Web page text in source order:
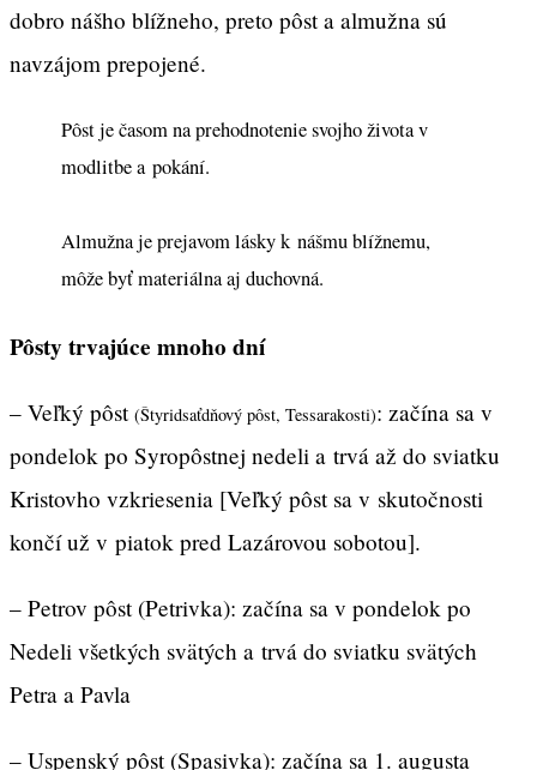
dobro nášho blížneho, preto pôst a almužna sú
navzájom prepojené.
Pôst je časom na prehodnotenie svojho života v
modlitbe a pokání.
Almužna je prejavom lásky k nášmu blížnemu,
môže byť materiálna aj duchovná.
Pôsty trvajúce mnoho dní
– Veľký pôst (Štyridsaťdňový pôst, Tessarakosti): začína sa v
pondelok po Syropôstnej nedeli a trvá až do sviatku
Kristovho vzkriesenia [Veľký pôst sa v skutočnosti
končí už v piatok pred Lazárovou sobotou].
– Petrov pôst (Petrivka): začína sa v pondelok po
Nedeli všetkých svätých a trvá do sviatku svätých
Petra a Pavla
– Uspenský pôst (Spasivka): začína sa 1. augusta